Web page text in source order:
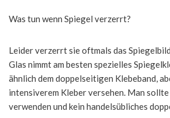
Was tun wenn Spiegel verzerrt?
Leider verzerrt sie oftmals das
Glas nimmt am besten spezielles
ähnlich dem doppelseitigen Klebeband,
intensiverem Kleber versehen. Man
verwenden und kein handelsübliches